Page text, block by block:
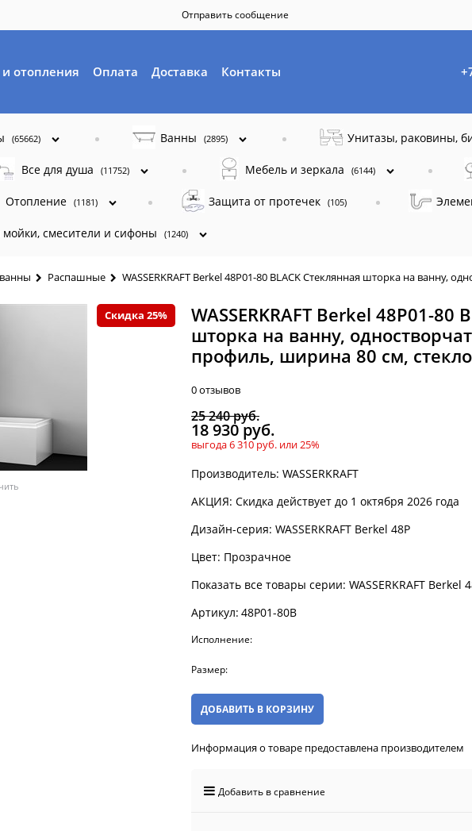
Отправить сообщение
и отопления Оплата Доставка Контакты
(65662) Ванны (2895) Унитазы, раковины,
Все для душа (11752) Мебель и зеркала (6144)
Отопление (1181) Защита от протечек (105)
мойки, смесители и сифоны (1240)
Распашные WASSERKRAFT Berkel 48P01-80 BLACK Стеклянная шторка на
Скидка 25%
WASSERKRAFT Berkel 48P01-80
шторка на ванну,
профиль, ширина 80 см,
0 отзывов
25 240 руб.
18 930 руб.
выгода6 310 руб. или25%
Производитель: WASSERKRAFT
АКЦИЯ: Скидка действует до 1 октября 2026 года
Дизайн-серия: WASSERKRAFT Berkel 48P
Цвет: Прозрачное
Показать все товары серии: WASSERKRAFT Berkel
Артикул: 48P01-80B
Исполнение:
Размер:
ДОБАВИТЬ В КОРЗИНУ
Информация о товаре предоставлена производителем
Добавить в сравнение